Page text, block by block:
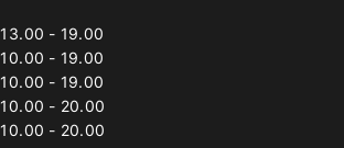
13.00 - 19.00
10.00 - 19.00
10.00 - 19.00
10.00 - 20.00
10.00 - 20.00